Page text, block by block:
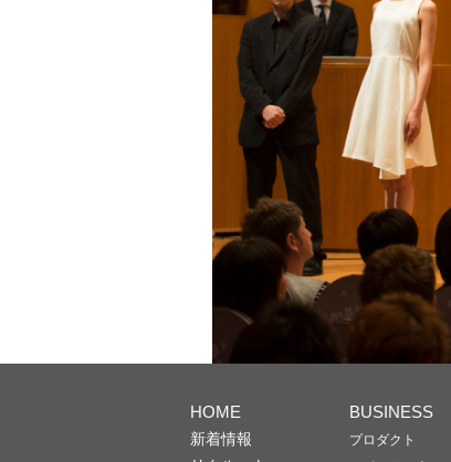
HOME
新着情報
BUSINESS
プロダクト